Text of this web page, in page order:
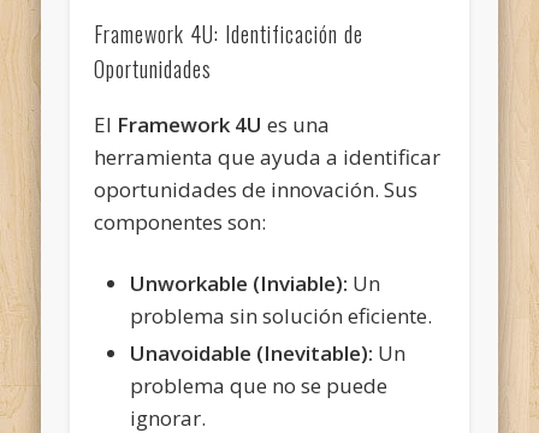
Framework 4U: Identificación de
Oportunidades
El Framework 4U es una
herramienta que ayuda a identificar
oportunidades de innovación. Sus
componentes son:
Unworkable (Inviable): Un
problema sin solución eficiente.
Unavoidable (Inevitable): Un
problema que no se puede
ignorar.